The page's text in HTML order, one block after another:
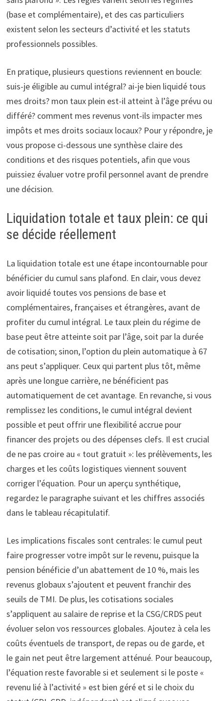
(base et complémentaire), et des cas particuliers
existent selon les secteurs d’activité et les statuts
professionnels possibles.
En pratique, plusieurs questions reviennent en boucle:
suis-je éligible au cumul intégral? ai-je bien liquidé tous
mes droits? mon taux plein est-il atteint à l’âge prévu ou
différé? comment mes revenus vont-ils impacter mes
impôts et mes droits sociaux locaux? Pour y répondre, je
vous propose ci-dessous une synthèse claire des
conditions et des risques potentiels, afin que vous
puissiez évaluer votre profil personnel avant de prendre
une décision.
Liquidation totale et taux plein: ce qui
se décide réellement
La liquidation totale est une étape incontournable pour
bénéficier du cumul sans plafond. En clair, vous devez
avoir liquidé toutes vos pensions de base et
complémentaires, françaises et étrangères, avant de
profiter du cumul intégral. Le taux plein du régime de
base peut être atteinte soit par l’âge, soit par la durée
de cotisation; sinon, l’option du plein automatique à 67
ans peut s’appliquer. Ceux qui partent plus tôt, même
après une longue carrière, ne bénéficient pas
automatiquement de cet avantage. En revanche, si vous
remplissez les conditions, le cumul intégral devient
possible et peut offrir une flexibilité accrue pour
financer des projets ou des dépenses clefs. Il est crucial
de ne pas croire au « tout gratuit »: les prélèvements, les
charges et les coûts logistiques viennent souvent
corriger l’équation. Pour un aperçu synthétique,
regardez le paragraphe suivant et les chiffres associés
dans le tableau récapitulatif.
Les implications fiscales sont centrales: le cumul peut
faire progresser votre impôt sur le revenu, puisque la
pension bénéficie d’un abattement de 10 %, mais les
revenus globaux s’ajoutent et peuvent franchir des
seuils de TMI. De plus, les cotisations sociales
s’appliquent au salaire de reprise et la CSG/CRDS peut
évoluer selon vos ressources globales. Ajoutez à cela les
coûts éventuels de transport, de repas ou de garde, et
le gain net peut être largement atténué. Pour beaucoup,
l’équation reste favorable si et seulement si le poste «
revenu lié à l’activité » est bien géré et si le choix du